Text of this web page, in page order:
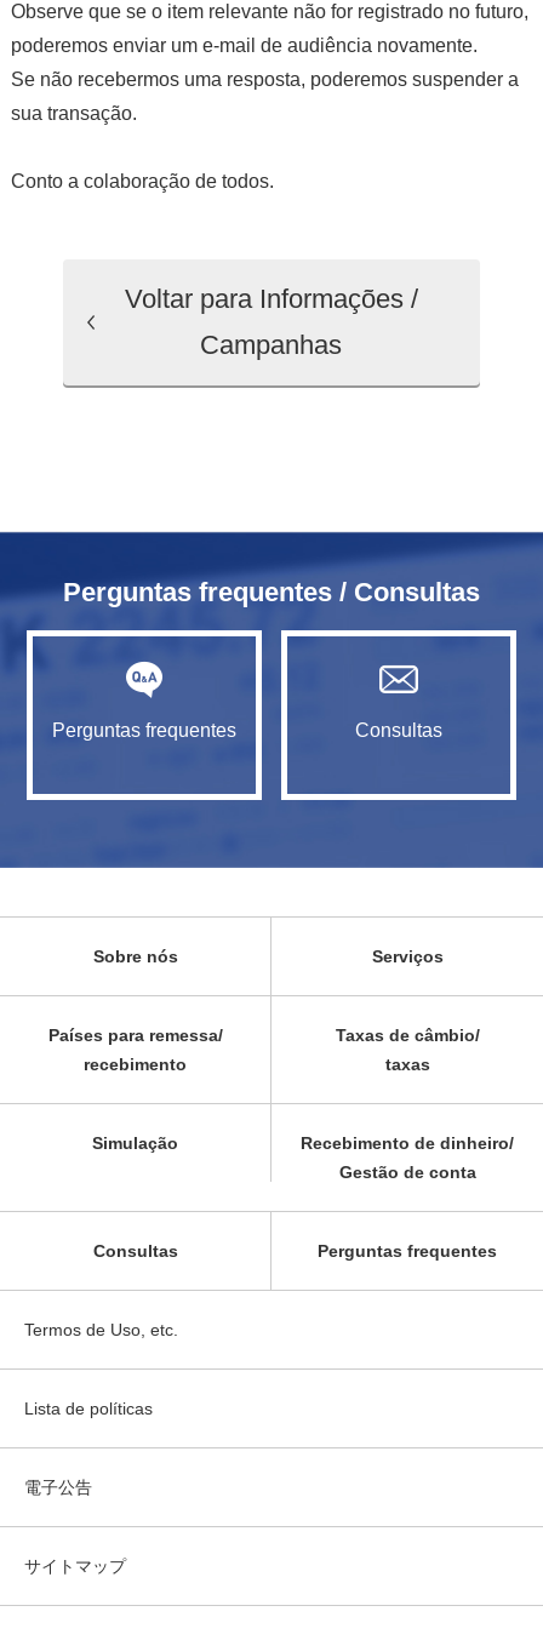
Observe que se o item relevante não for registrado no futuro,
poderemos enviar um e-mail de audiência novamente.
Se não recebermos uma resposta, poderemos suspender a
sua transação.
Conto a colaboração de todos.
Voltar para Informações /
Campanhas
Perguntas frequentes / Consultas
Perguntas frequentes Consultas
Sobre nós Serviços
Países para remessa/
recebimento
Taxas de câmbio/
taxas
Simulação
Recebimento de dinheiro/
Gestão de conta
Consultas Perguntas frequentes
Termos de Uso, etc.
Lista de políticas
電子公告
サイトマップ